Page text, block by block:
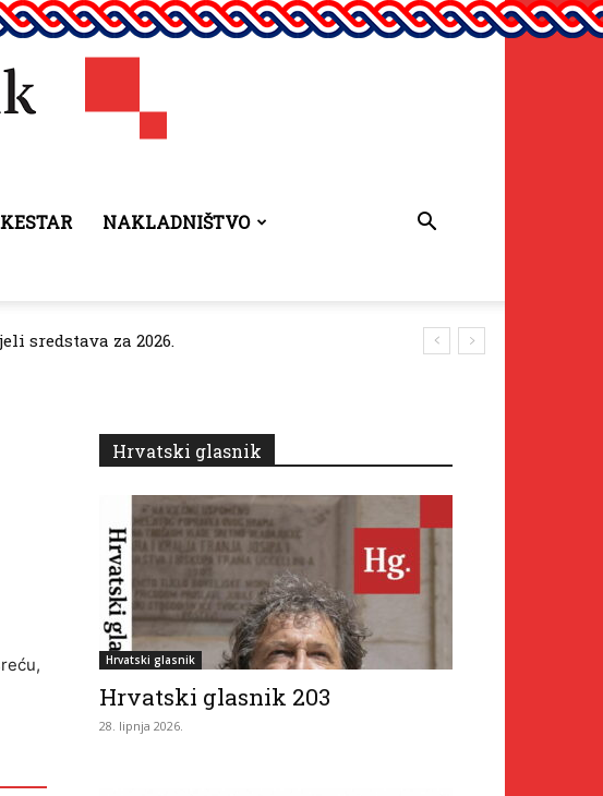
NAKLADNIŠTVO
sredstava za 2026.
Hrvatski glasnik
Hrvatski glasnik
Hrvatski glasnik 203
28. lipnja 2026.